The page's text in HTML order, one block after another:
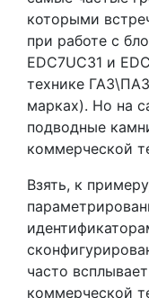
которыми
при работе с
EDC7UC31 и
технике
марках). Но на
подводные
коммерческой
Взять, к
часто
коммерческой